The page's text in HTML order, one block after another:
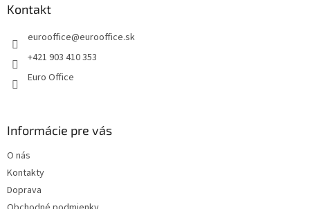
Kontakt
eurooffice@eurooffice.sk
+421 903 410 353
Euro Office
Informácie pre vás
O nás
Kontakty
Doprava